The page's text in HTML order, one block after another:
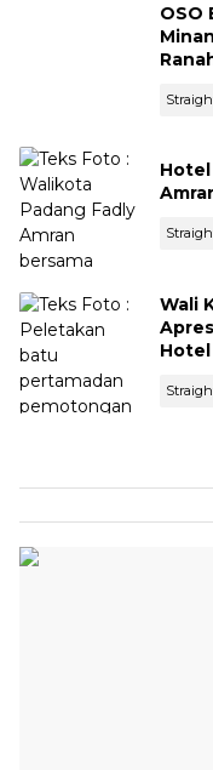
OSO
Hotel
Wali